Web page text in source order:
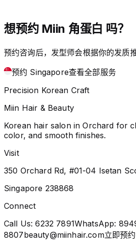
想预约 Miin 角蛋白 吗？
预约咨询后，发型师会根据你的发质
预约 Singapore查看全部服务
Precision Korean Craft
Miin Hair & Beauty
Korean hair salon in Orchard for
color, and smooth finishes.
Visit
350 Orchard Rd, #01-04 Isetan
Singapore 238868
Connect
Call Us:6232 7891WhatsApp:
8807beauty@miinhair.com立即预约